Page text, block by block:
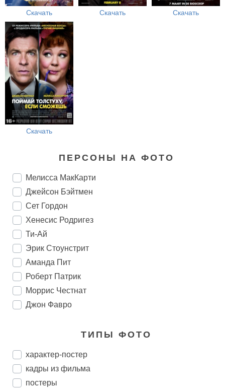
Скачать Скачать Скачать
Скачать
ПЕРСОНЫ НА ФОТО
Мелисса МакКарти
Джейсон Бэйтмен
Сет Гордон
Хенесис Родригез
Ти-Ай
Эрик Стоунстрит
Аманда Пит
Роберт Патрик
Моррис Честнат
Джон Фавро
ТИПЫ ФОТО
характер-постер
кадры из фильма
постеры